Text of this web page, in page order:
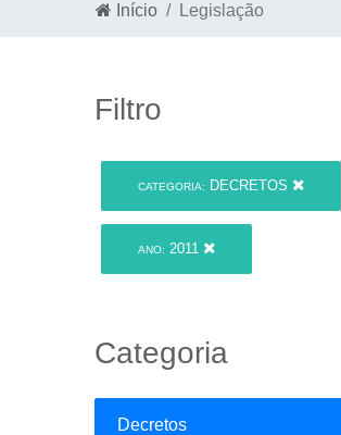
Início Legislação
Filtro
CATEGORIA: DECRETOS
ANO: 2011
Categoria
Decretos